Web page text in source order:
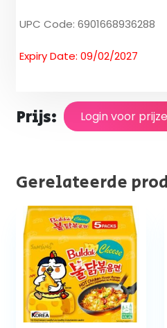
UPC Code: 6901668936288
Expiry Date: 09/02/2027
Prijs: Login voor
Gerelateerde